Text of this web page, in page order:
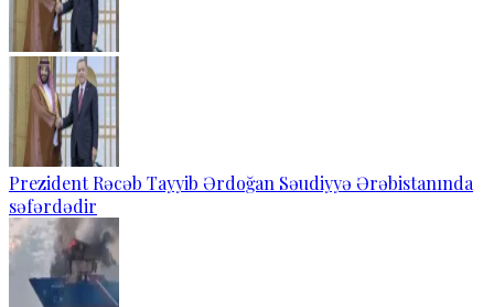
Prezident Rəcəb Tayyib Ərdoğan Səudiyyə Ərəbistanında
səfərdədir